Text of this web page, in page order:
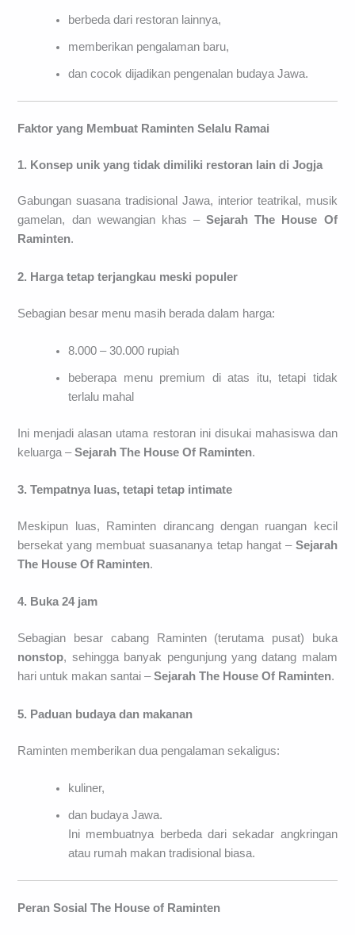
berbeda dari restoran lainnya,
memberikan pengalaman baru,
dan cocok dijadikan pengenalan budaya Jawa.
Faktor yang Membuat Raminten Selalu Ramai
1. Konsep unik yang tidak dimiliki restoran lain di Jogja
Gabungan suasana tradisional Jawa, interior teatrikal, musik
gamelan, dan wewangian khas –Sejarah The House Of
Raminten.
2. Harga tetap terjangkau meski populer
Sebagian besar menu masih berada dalam harga:
8.000 – 30.000 rupiah
beberapa menu premium di atas itu, tetapi tidak
terlalu mahal
Ini menjadi alasan utama restoran ini disukai mahasiswa dan
keluarga –Sejarah The House Of Raminten.
3. Tempatnya luas, tetapi tetap intimate
Meskipun luas, Raminten dirancang dengan ruangan kecil
bersekat yang membuat suasananya tetap hangat – Sejarah
The House Of Raminten.
4. Buka 24 jam
Sebagian besar cabang Raminten (terutama pusat) buka
nonstop, sehingga banyak pengunjung yang datang malam
hari untuk makan santai –Sejarah The House Of Raminten.
5. Paduan budaya dan makanan
Raminten memberikan dua pengalaman sekaligus:
kuliner,
dan budaya Jawa.
Ini membuatnya berbeda dari sekadar angkringan
atau rumah makan tradisional biasa.
Peran Sosial The House of Raminten